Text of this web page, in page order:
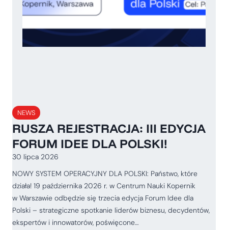
NEWS
RUSZA REJESTRACJA: III EDYCJA
FORUM IDEE DLA POLSKI!
30 lipca 2026
NOWY SYSTEM OPERACYJNY DLA POLSKI: Państwo, które
działa! 19 października 2026 r. w Centrum Nauki Kopernik
w Warszawie odbędzie się trzecia edycja Forum Idee dla
Polski – strategiczne spotkanie liderów biznesu, decydentów,
ekspertów i innowatorów, poświęcone…